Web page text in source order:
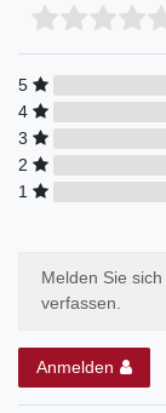
5
4
3
2
1
Melden Sie
verfassen.
Anmelden